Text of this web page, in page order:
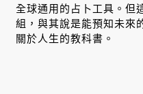
全球通用的占卜工具。但
組，與其說是能預知未來
關於人生的教科書。